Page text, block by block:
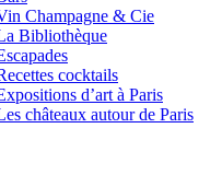
Champagne & Cie
Bibliothèque
cocktails
d’art à Paris
châteaux autour de Paris